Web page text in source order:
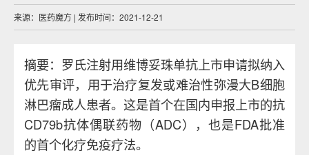
来源：医药魔方 | 发布时间：2021-12-21
摘要：罗氏注射用维博妥珠单抗上市申请拟纳入
优先审评，用于治疗复发或难治性弥漫大B细胞
淋巴瘤成人患者。这是首个在国内申报上市的抗
CD79b抗体偶联药物（ADC），也是FDA批准
的首个化疗免疫疗法。